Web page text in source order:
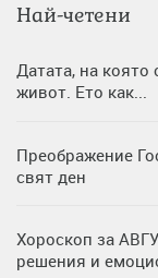
Най-четени
Датата, на
живот. Ето как...
Преображение
свят ден
Хороскоп за
решения и